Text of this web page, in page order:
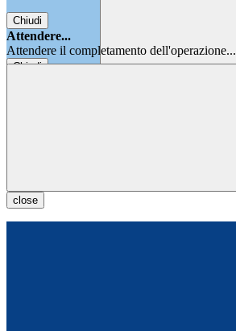
Chiudi
Attendere...
Attendere il completamento dell'operazione...
Chiudi
close